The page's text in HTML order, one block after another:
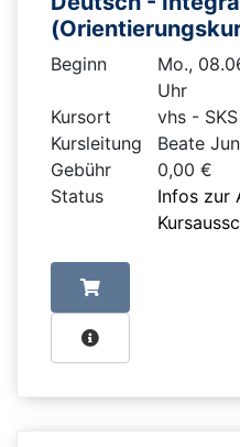
Beginn
Mo.,
Uhr
Kursort
vhs -
Kursleitung
Beate
Gebühr
0,00 €
Status
Infos zur